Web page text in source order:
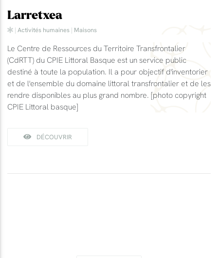
Larretxea
| Activités humaines | Maisons
Le Centre de Ressources du Territoire Transfrontalier
(CdRTT) du CPIE Littoral Basque est un service public
destiné à toute la population. Il a pour objectif d'inventorier
et de l'ensemble du domaine littoral transfrontalier et de les
rendre disponibles au plus grand nombre. [photo copyright
CPIE Littoral basque]
DÉCOUVRIR